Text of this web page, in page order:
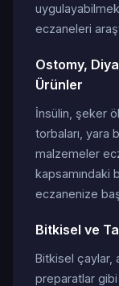
eczaneleri
Ostomy,
Ürünler
İnsülin, şeker
torbaları, yara
malzemeler
kapsamındaki
eczanenize
Bitkisel ve
Bitkisel çaylar,
preparatlar gibi